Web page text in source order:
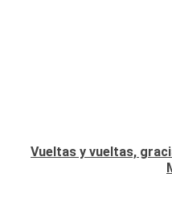
Vueltas y vueltas,